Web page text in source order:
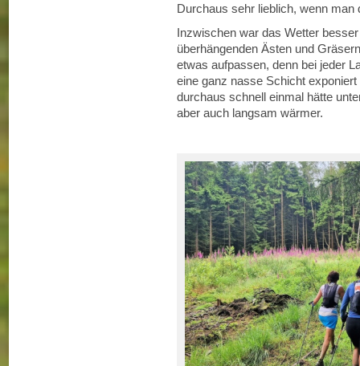
Durchaus sehr lieblich, wenn man
Inzwischen war das Wetter
überhängenden Ästen und
etwas aufpassen, denn bei jeder
eine ganz nasse Schicht
durchaus schnell einmal hätte
aber auch langsam wärmer.